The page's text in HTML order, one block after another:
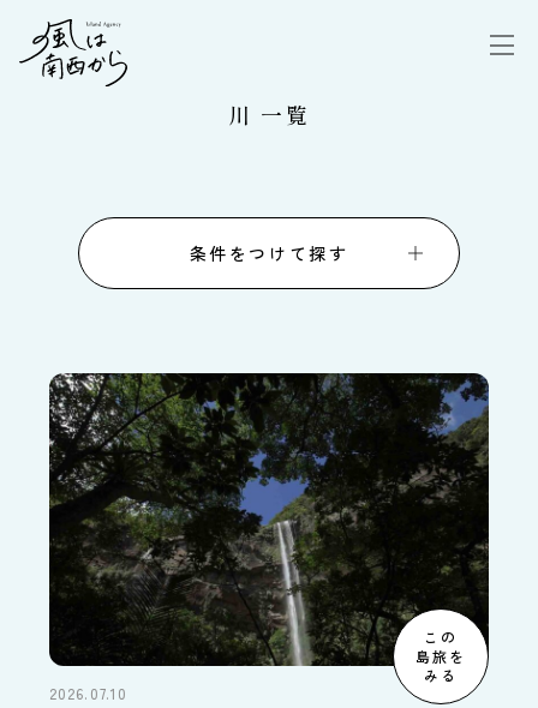
川 一覧
条件をつけて探す
この
島旅を
みる
2026.07.10